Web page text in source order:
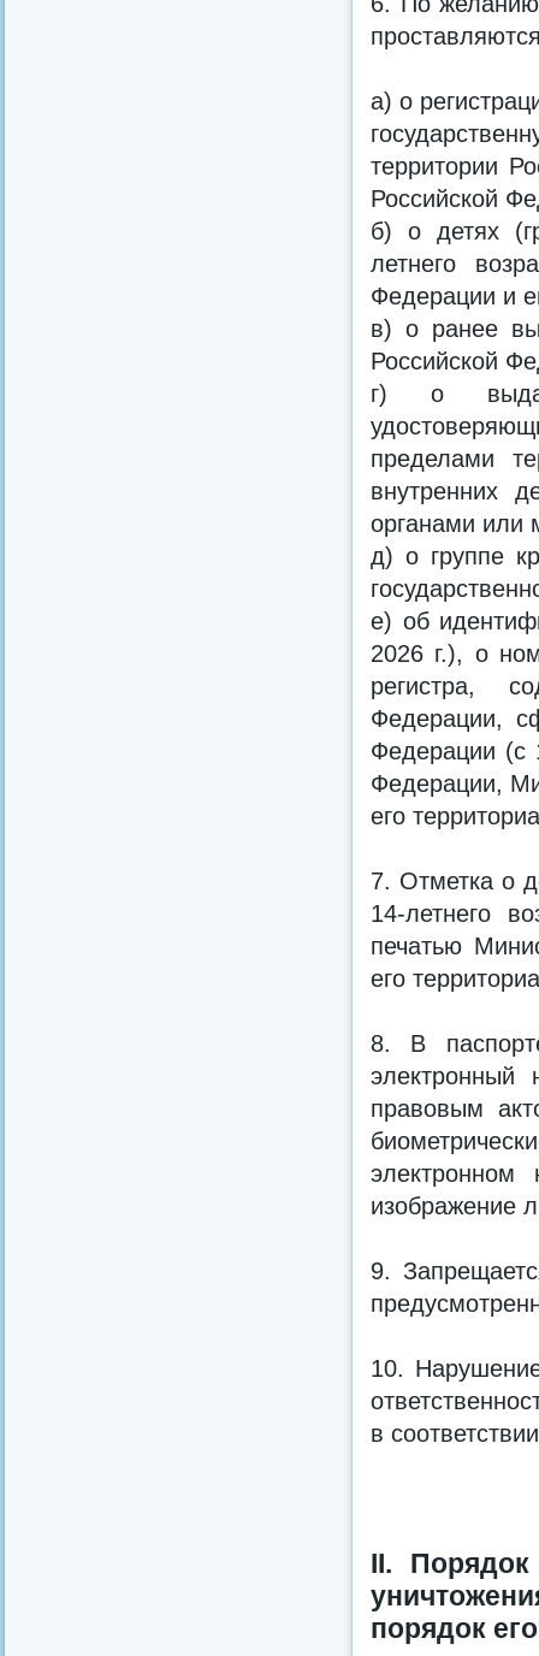
а) о
территории
Российской
б) о детях
летнего
Федерации и
в) о ранее
Российской
г) о
пределами
внутренних
органами или
д) о группе
е) об
2026 г.), о
регистра,
Федерации,
Федерации (с
Федерации,
его
7. Отметка о
14-летнего
печатью
его
8. В
электронный
правовым
электронном
изображение
9.
10.
в
II.
порядок